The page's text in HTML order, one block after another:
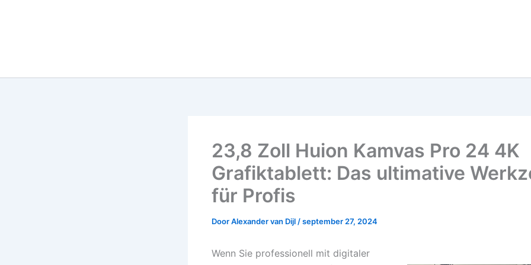
23,8 Zoll Huion Kamvas Pro 24 4K
Grafiktablett: Das ultimative
für Profis
DoorAlexander van Dijl /september 27, 2024
Wenn Sie professionell mit digitaler